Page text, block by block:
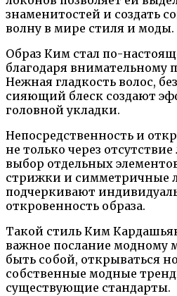
знаменитостей и создать
волну в мире стиля и моды.
Образ Ким стал по-
благодаря внимательному
Нежная гладкость волос,
сияющий блеск создают
головной укладки.
Непосредственность и
не только через
выбор отдельных
стрижки и симметричные
подчеркивают
откровенность образа.
Такой стиль Ким
важное послание модному
быть собой, открываться
собственные модные
существующие стандарты.